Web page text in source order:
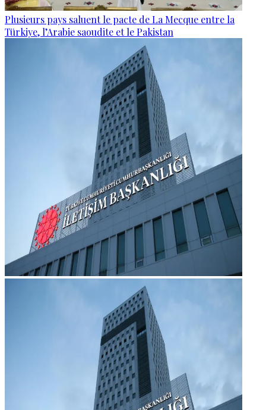
Plusieurs pays saluent le pacte de La Mecque entre la
Türkiye, l’Arabie saoudite et le Pakistan